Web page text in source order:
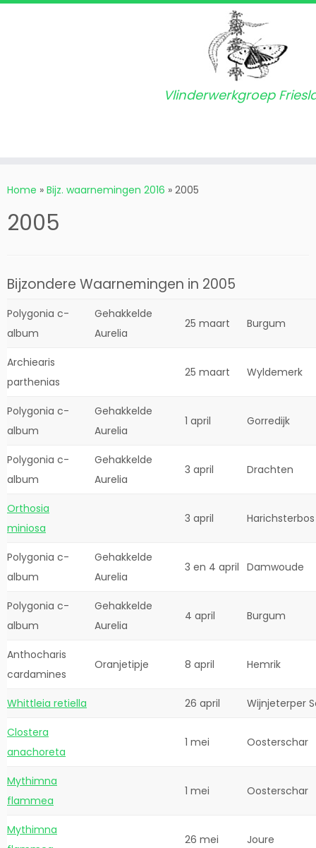
naar
Vlinderwerkgroep
Home » Bijz. waarnemingen 2016 » 2005
2005
Bijzondere Waarnemingen in 2005
Polygonia c-
album
Gehakkelde
Aurelia
25 maart Burgum
Archiearis
parthenias
25 maart Wyldemerk
Polygonia c-
album
Gehakkelde
Aurelia
1 april Gorredijk
Polygonia c-
album
Gehakkelde
Aurelia
3 april Drachten
Orthosia
miniosa
3 april Harichsterbos
Polygonia c-
album
Gehakkelde
Aurelia
3 en 4 april Damwoude
Polygonia c-
album
Gehakkelde
Aurelia
4 april Burgum
Anthocharis
cardamines
Oranjetipje 8 april Hemrik
Whittleia retiella 26 april Wijnjeterper
Clostera
anachoreta
1 mei Oosterschar
Mythimna
flammea
1 mei Oosterschar
Mythimna
26 mei Joure